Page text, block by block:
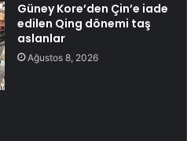
Güney Kore’den Çin’e iade
edilen Qing dönemi taş
aslanlar
Ağustos 8, 2026